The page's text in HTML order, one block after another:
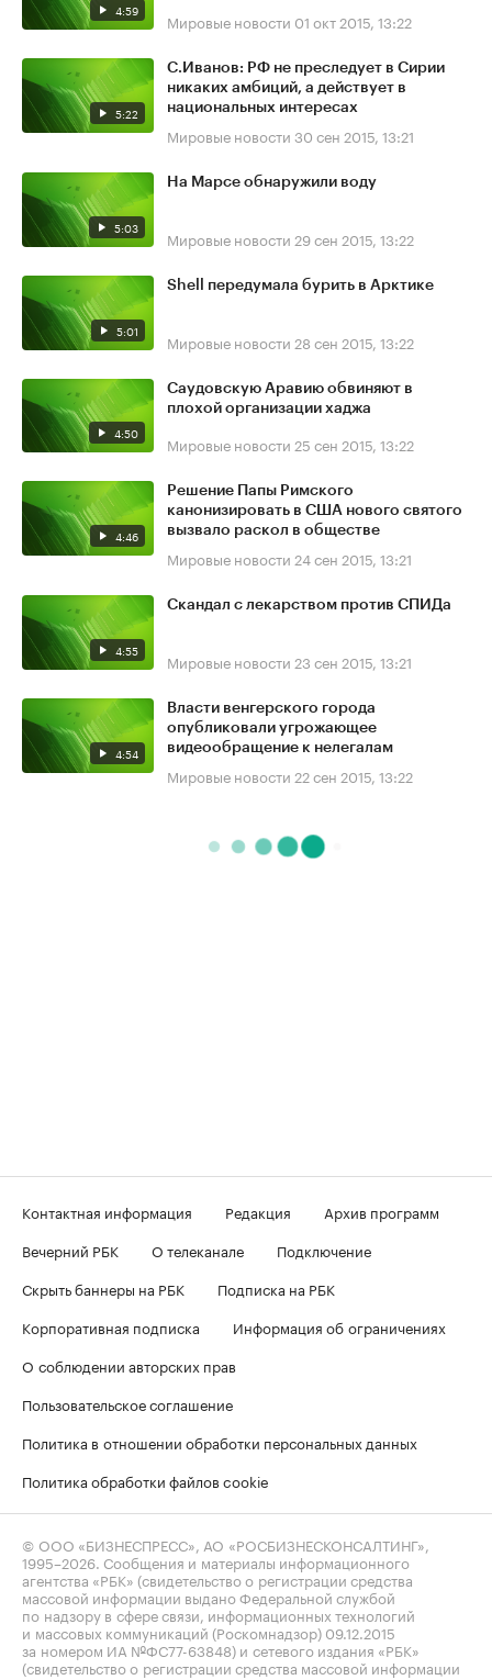
4:59 Мировые новости 01 окт 2015, 13:22
5:22
С.Иванов: РФ не преследует в Сирии
никаких амбиций, а действует в
национальных интересах
Мировые новости 30 сен 2015, 13:21
5:03
На Марсе обнаружили воду
Мировые новости 29 сен 2015, 13:22
5:01
Shell передумала бурить в Арктике
Мировые новости 28 сен 2015, 13:22
4:50
Саудовскую Аравию обвиняют в
плохой организации хаджа
Мировые новости 25 сен 2015, 13:22
4:46
Решение Папы Римского
канонизировать в США нового святого
вызвало раскол в обществе
Мировые новости 24 сен 2015, 13:21
4:55
Скандал с лекарством против СПИДа
Мировые новости 23 сен 2015, 13:21
4:54
Власти венгерского города
опубликовали угрожающее
видеообращение к нелегалам
Мировые новости 22 сен 2015, 13:22
Контактная информация Редакция
Архив программ
Вечерний РБК
О телеканале
Подключение
Скрыть баннеры на РБК
Подписка на РБК
Корпоративная подписка
Информация об ограничениях
О соблюдении авторских прав
Пользовательское соглашение
Политика в отношении обработки персональных данных
Политика обработки файлов cookie
© ООО «БИЗНЕСПРЕСС», АО «РОСБИЗНЕСКОНСАЛТИНГ»,
1995–2026 . Сообщения и материалы информационного
агентства «РБК» (свидетельство о регистрации средства
массовой информации выдано Федеральной службой
по надзору в сфере связи, информационных технологий
и массовых коммуникаций (Роскомнадзор) 09.12.2015
за номером ИА №ФС77-63848) и сетевого издания «РБК»
(свидетельство о регистрации средства массовой информации